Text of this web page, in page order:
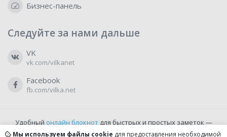
Бизнес-панель
Следуйте за нами дальше
VK
vk.com/vilkanet
Facebook
fb.com/vilka.net
Удобный онлайн блокнотдля быстрых и простых заметок —
бесплатно и доступно прямо из браузера.
Мы используем файлы cookie для предоставления необходимой